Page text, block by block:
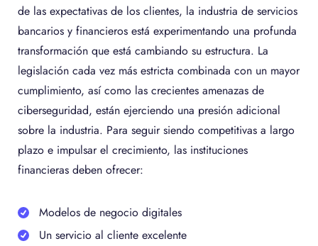
de las expectativas de los clientes, la industria de servicios
bancarios y financieros está experimentando una profunda
transformación que está cambiando su estructura. La
legislación cada vez más estricta combinada con un mayor
cumplimiento, así como las crecientes amenazas de
ciberseguridad, están ejerciendo una presión adicional
sobre la industria. Para seguir siendo competitivas a largo
plazo e impulsar el crecimiento, las instituciones
financieras deben ofrecer:
Modelos de negocio digitales
Un servicio al cliente excelente